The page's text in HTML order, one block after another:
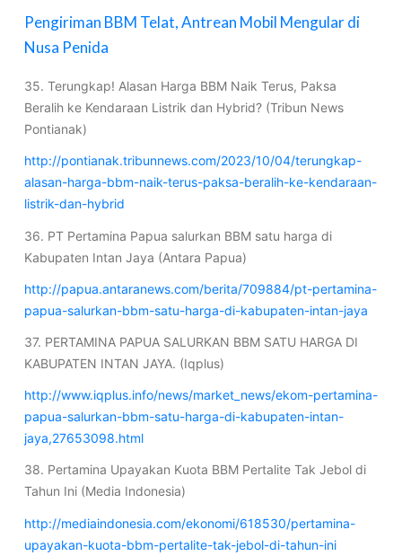
Pengiriman BBM Telat, Antrean Mobil Mengular di
Nusa Penida
35. Terungkap! Alasan Harga BBM Naik Terus, Paksa
Beralih ke Kendaraan Listrik dan Hybrid? (Tribun News
Pontianak)
http://pontianak.tribunnews.com/2023/10/04/terungkap-
alasan-harga-bbm-naik-terus-paksa-beralih-ke-kendaraan-
listrik-dan-hybrid
36. PT Pertamina Papua salurkan BBM satu harga di
Kabupaten Intan Jaya (Antara Papua)
http://papua.antaranews.com/berita/709884/pt-pertamina-
papua-salurkan-bbm-satu-harga-di-kabupaten-intan-jaya
37. PERTAMINA PAPUA SALURKAN BBM SATU HARGA DI
KABUPATEN INTAN JAYA. (Iqplus)
http://www.iqplus.info/news/market_news/ekom-pertamina-
papua-salurkan-bbm-satu-harga-di-kabupaten-intan-
jaya,27653098.html
38. Pertamina Upayakan Kuota BBM Pertalite Tak Jebol di
Tahun Ini (Media Indonesia)
http://mediaindonesia.com/ekonomi/618530/pertamina-
upayakan-kuota-bbm-pertalite-tak-jebol-di-tahun-ini